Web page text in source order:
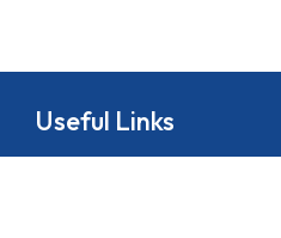
Useful Links